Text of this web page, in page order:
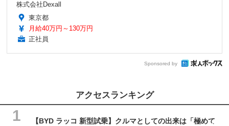
株式会社Dexall
東京都
月給40万円～130万円
正社員
Sponsored by
アクセスランキング
【BYD ラッコ 新型試乗】クルマとしての出来は「極めて